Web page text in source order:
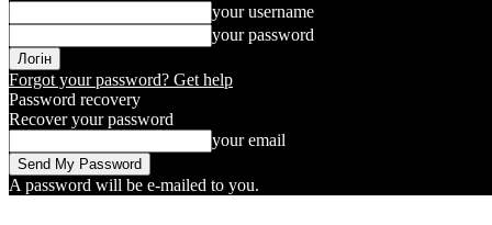
your username
your password
Forgot your password? Get help
Password recovery
Recover your password
your email
A password will be e-mailed to you.